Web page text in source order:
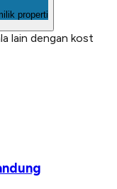
properti
lain dengan kost